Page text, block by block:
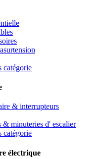
catégorie
& interrupteurs
& minuteries d' escalier
catégorie
électrique